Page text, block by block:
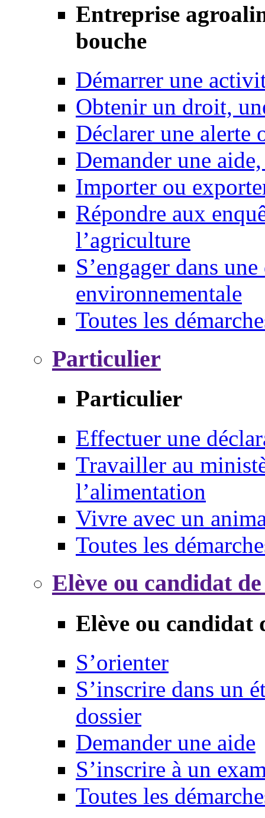
Entreprise
bouche
Démarrer une
Obtenir un droit,
Déclarer une alerte
Demander une
Importer ou
Répondre aux
l’agriculture
S’engager dans
environnementale
Toutes les
Particulier
Particulier
Effectuer une
Travailler au
l’alimentation
Vivre avec un
Toutes les
Elève ou candidat
Elève ou candidat
S’orienter
S’inscrire dans un
dossier
Demander une aide
S’inscrire à un
Toutes les